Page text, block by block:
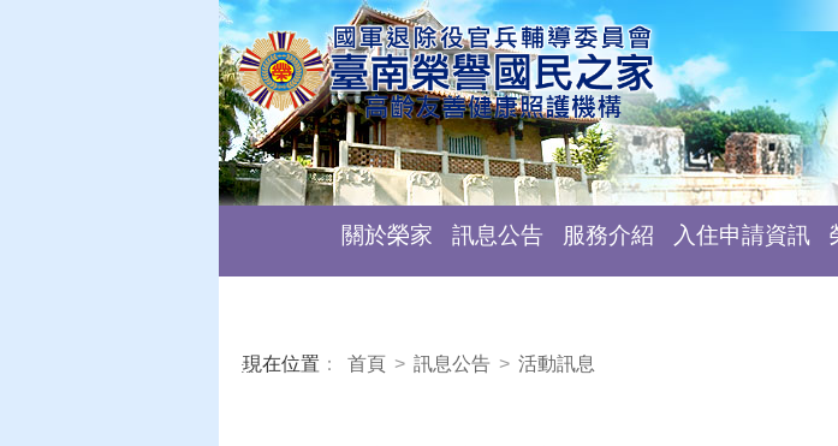
關於榮家 訊息公告 服務介紹 入住申請資訊
:::
現在位置 ： 首頁 > 訊息公告 > 活動訊息